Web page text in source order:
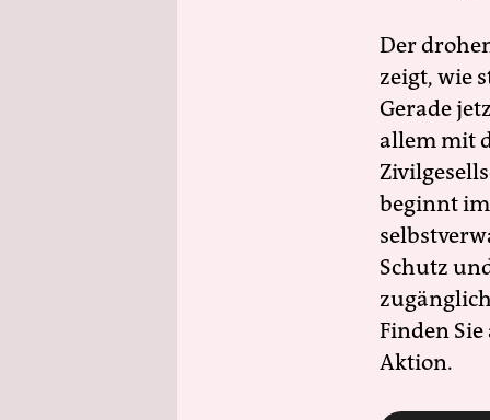
Der
zeigt, wie
Gerade
allem mit
beginnt
Schutz
Finden
Aktion.